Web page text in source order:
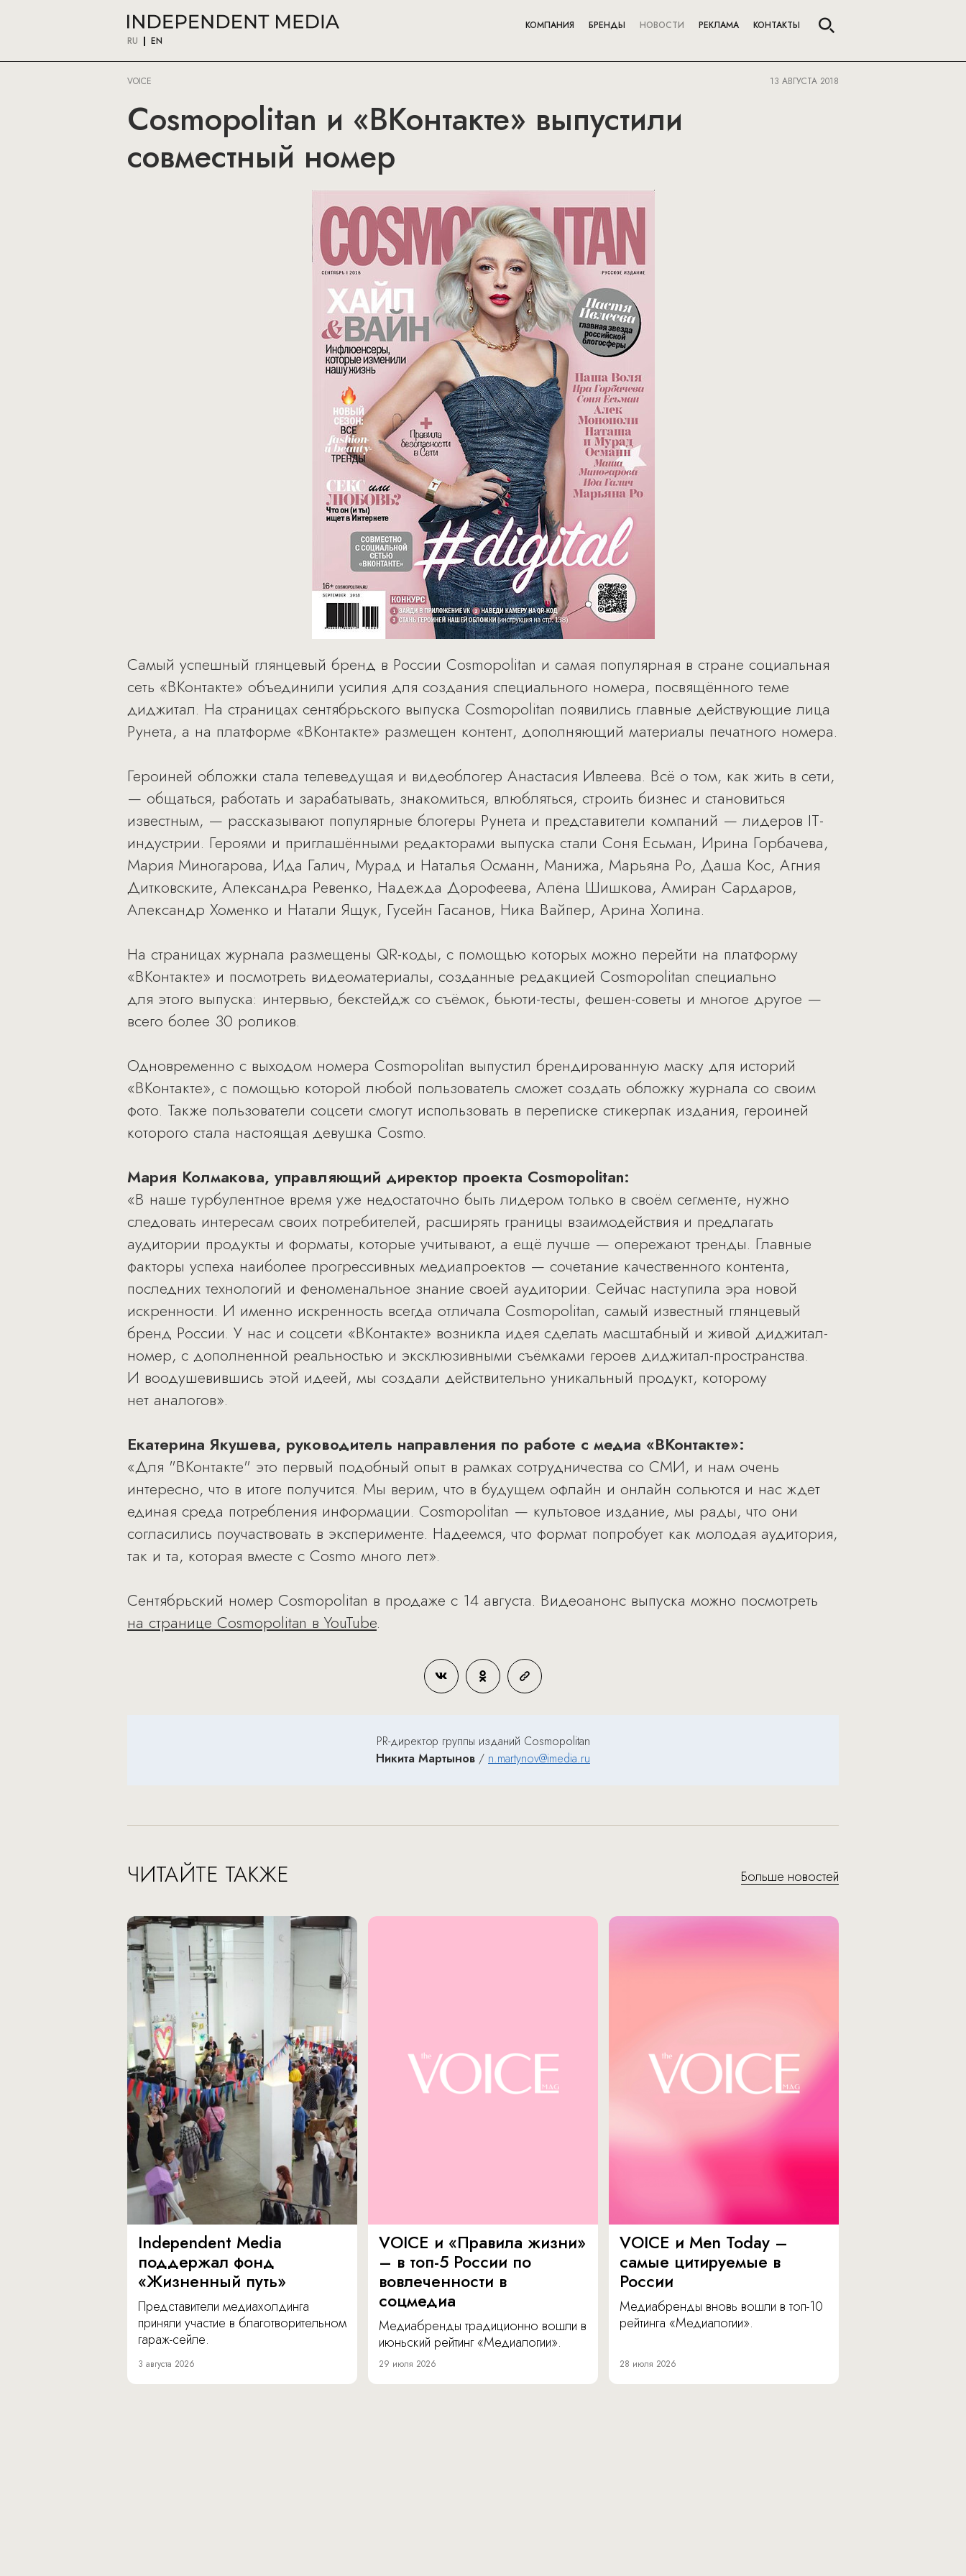
RU EN
КОМПАНИЯ БРЕНДЫ НОВОСТИ РЕКЛАМА КОНТАКТЫ
VOICE 13 АВГУСТА 2018
Cosmopolitan и «ВКонтакте» выпустили
совместный номер
Самый успешный глянцевый бренд в России Cosmopolitan и самая популярная в стране социальная
сеть «ВКонтакте» объединили усилия для создания специального номера, посвящённого теме
диджитал. На страницах сентябрьского выпуска Cosmopolitan появились главные действующие лица
Рунета, а на платформе «ВКонтакте» размещен контент, дополняющий материалы печатного номера.
Героиней обложки стала телеведущая и видеоблогер Анастасия Ивлеева. Всё о том, как жить в сети,
— общаться, работать и зарабатывать, знакомиться, влюбляться, строить бизнес и становиться
известным, — рассказывают популярные блогеры Рунета и представители компаний — лидеров IT-
индустрии. Героями и приглашёнными редакторами выпуска стали Соня Есьман, Ирина Горбачева,
Мария Миногарова, Ида Галич, Мурад и Наталья Османн, Манижа, Марьяна Ро, Даша Кос, Агния
Дитковските, Александра Ревенко, Надежда Дорофеева, Алёна Шишкова, Амиран Сардаров,
Александр Хоменко и Натали Ящук, Гусейн Гасанов, Ника Вайпер, Арина Холина.
На страницах журнала размещены QR-коды, с помощью которых можно перейти на платформу
«ВКонтакте» и посмотреть видеоматериалы, созданные редакцией Cosmopolitan специально
для этого выпуска: интервью, бекстейдж со съёмок, бьюти-тесты, фешен-советы и многое другое —
всего более 30 роликов.
Одновременно с выходом номера Cosmopolitan выпустил брендированную маску для историй
«ВКонтакте», с помощью которой любой пользователь сможет создать обложку журнала со своим
фото. Также пользователи соцсети смогут использовать в переписке стикерпак издания, героиней
которого стала настоящая девушка Cosmo.
Мария Колмакова, управляющий директор проекта Cosmopolitan:
«В наше турбулентное время уже недостаточно быть лидером только в своём сегменте, нужно
следовать интересам своих потребителей, расширять границы взаимодействия и предлагать
аудитории продукты и форматы, которые учитывают, а ещё лучше — опережают тренды. Главные
факторы успеха наиболее прогрессивных медиапроектов — сочетание качественного контента,
последних технологий и феноменальное знание своей аудитории. Сейчас наступила эра новой
искренности. И именно искренность всегда отличала Cosmopolitan, самый известный глянцевый
бренд России. У нас и соцсети «ВКонтакте» возникла идея сделать масштабный и живой диджитал-
номер, с дополненной реальностью и эксклюзивными съёмками героев диджитал-пространства.
И воодушевившись этой идеей, мы создали действительно уникальный продукт, которому
нет аналогов».
Екатерина Якушева, руководитель направления по работе с медиа «ВКонтакте»:
«Для "ВКонтакте" это первый подобный опыт в рамках сотрудничества со СМИ, и нам очень
интересно, что в итоге получится. Мы верим, что в будущем офлайн и онлайн сольются и нас ждет
единая среда потребления информации. Cosmopolitan — культовое издание, мы рады, что они
согласились поучаствовать в эксперименте. Надеемся, что формат попробует как молодая аудитория,
так и та, которая вместе с Cosmo много лет».
Сентябрьский номер Cosmopolitan в продаже с 14 августа. Видеоанонс выпуска можно посмотреть
на странице Cosmopolitan в YouTube.
PR-директор группы изданий Cosmopolitan
Никита Мартынов / n.martynov@imedia.ru
ЧИТАЙТЕ ТАКЖЕ Больше новостей
Independent Media
поддержал фонд
«Жизненный путь»
Представители медиахолдинга
приняли участие в благотворительном
гараж-сейле.
3 августа 2026
VOICE и «Правила жизни»
– в топ-5 России по
вовлеченности в
соцмедиа
Медиабренды традиционно вошли в
июньский рейтинг «Медиалогии».
29 июля 2026
VOICE и Men Today –
самые цитируемые в
России
Медиабренды вновь вошли в топ-10
рейтинга «Медиалогии».
28 июля 2026